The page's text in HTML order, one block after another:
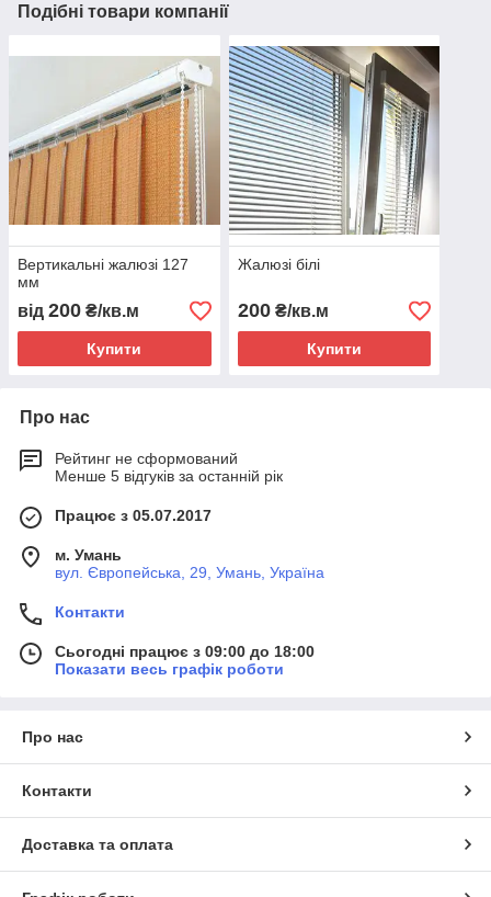
Подібні товари компанії
Вертикальні жалюзі 127
мм
від 200 ₴/кв.м
Купити
Жалюзі білі
200₴/кв.м
Купити
Про нас
Рейтинг не сформований
Менше 5 відгуків за останній рік
Працює з 05.07.2017
м. Умань
вул. Європейська, 29, Умань, Україна
Контакти
Сьогодні працює з 09:00 до 18:00
Показати весь графік роботи
Про нас
Контакти
Доставка та оплата